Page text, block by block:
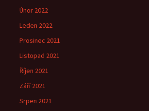
Únor 2022
Leden 2022
Prosinec 2021
Listopad 2021
Říjen 2021
Září 2021
Srpen 2021